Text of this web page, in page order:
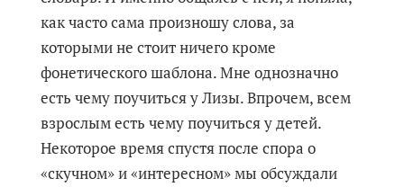
как часто сама произношу слова, за
которыми не стоит ничего кроме
фонетического шаблона. Мне однозначно
есть чему поучиться у Лизы. Впрочем, всем
взрослым есть чему поучиться у детей.
Некоторое время спустя после спора о
«скучном» и «интересном» мы обсуждали